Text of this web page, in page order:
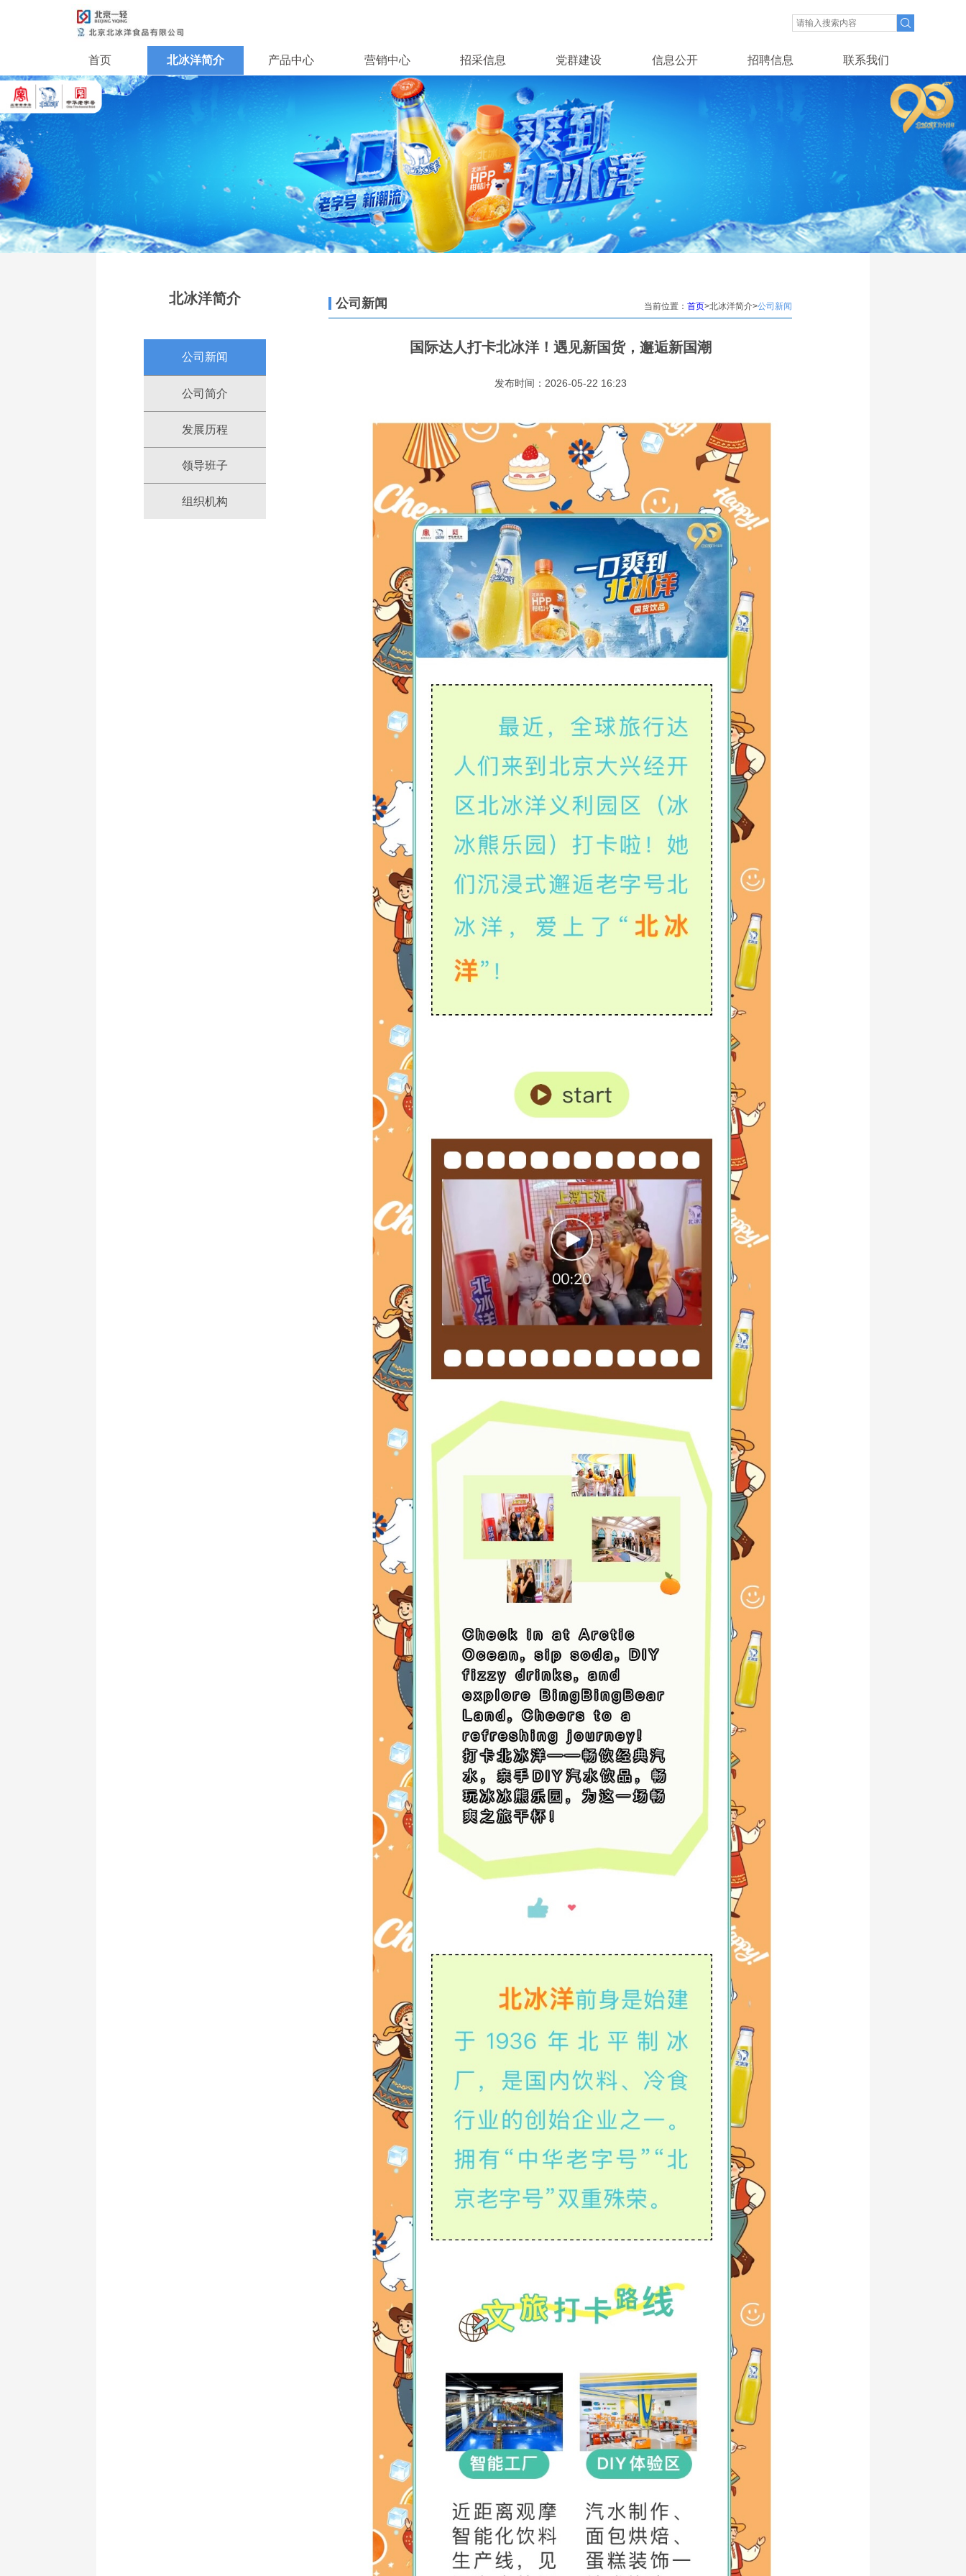
首页 北冰洋简介 产品中心 营销中心 招采信息 党群建设 信息公开 招聘信息 联系我们
北冰洋简介
公司新闻
公司简介
发展历程
领导班子
组织机构
当前位置：首页>北冰洋简介>公司新闻
公司新闻
国际达人打卡北冰洋！遇见新国货，邂逅新国潮
发布时间：2026-05-22 16:23